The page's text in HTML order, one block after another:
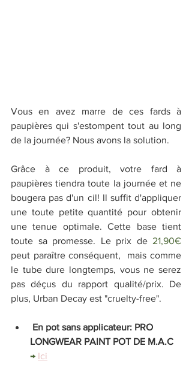
Vous en avez marre de ces fards à
paupières qui s'estompent tout au long
de la journée? Nous avons la solution.
Grâce à ce produit, votre fard à
paupières tiendra toute la journée et ne
bougera pas d'un cil! Il suffit d'appliquer
une toute petite quantité pour obtenir
une tenue optimale. Cette base tient
toute sa promesse. Le prix de
peut paraître conséquent,  mais comme
le tube dure longtemps, vous ne serez
pas déçus du rapport qualité/prix. De
plus, Urban Decay est "cruelty-free".
LONGWEAR PAINT POT DE M.A.C
→ Ici